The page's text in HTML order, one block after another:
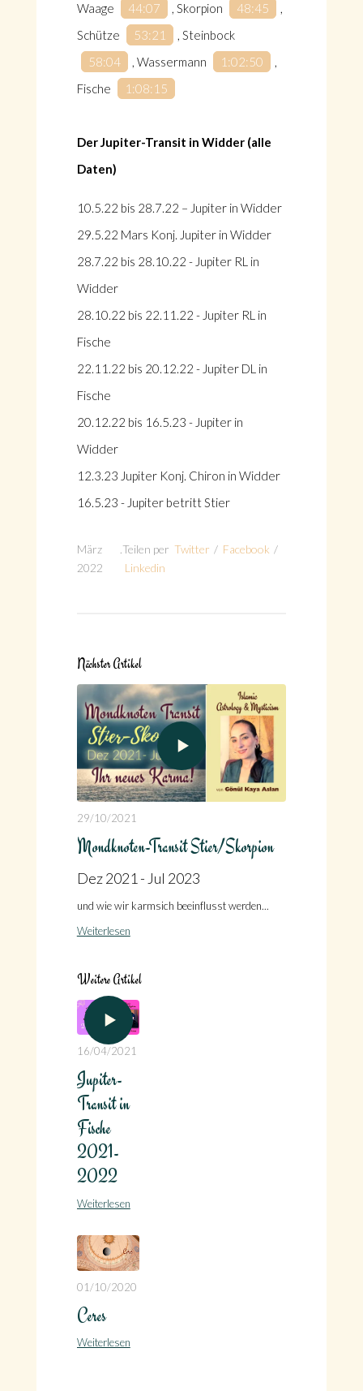
Waage
44:07 , Skorpion 48:45
,
Schütze
53:21
, Steinbock
58:04
, Wassermann 1:02:50
,
Fische
1:08:15
Der Jupiter-Transit in Widder (alle
Daten)
10.5.22 bis 28.7.22 – Jupiter in Widder
29.5.22 Mars Konj. Jupiter in Widder
28.7.22 bis 28.10.22 - Jupiter RL in
Widder
28.10.22 bis 22.11.22 - Jupiter RL in
Fische
22.11.22 bis 20.12.22 - Jupiter DL in
Fische
20.12.22 bis 16.5.23 - Jupiter in
Widder
12.3.23 Jupiter Konj. Chiron in Widder
16.5.23 - Jupiter betritt Stier
März
2022
.Teilen per Twitter / Facebook /
Linkedin
Nächster Artikel
29/10/2021
Mondknoten-Transit Stier/Skorpion
Dez 2021 - Jul 2023
und wie wir karmsich beeinflusst werden...
Weiterlesen
Weitere Artikel
16/04/2021
Jupiter-
Transit in
Fische
2021-
2022
Weiterlesen
01/10/2020
Ceres
Weiterlesen